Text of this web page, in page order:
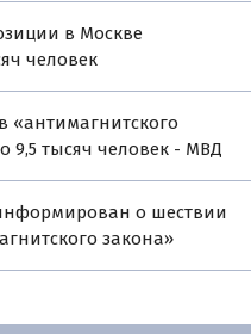
в Москве
человек
«антимагнитского
9,5 тысяч человек - МВД
о шествии
закона»